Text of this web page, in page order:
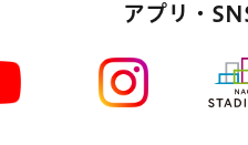
アプリ・